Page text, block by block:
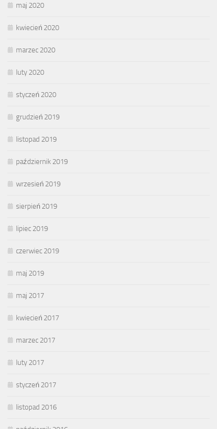
maj 2020
kwiecień 2020
marzec 2020
luty 2020
styczeń 2020
grudzień 2019
listopad 2019
październik 2019
wrzesień 2019
sierpień 2019
lipiec 2019
czerwiec 2019
maj 2019
maj 2017
kwiecień 2017
marzec 2017
luty 2017
styczeń 2017
listopad 2016